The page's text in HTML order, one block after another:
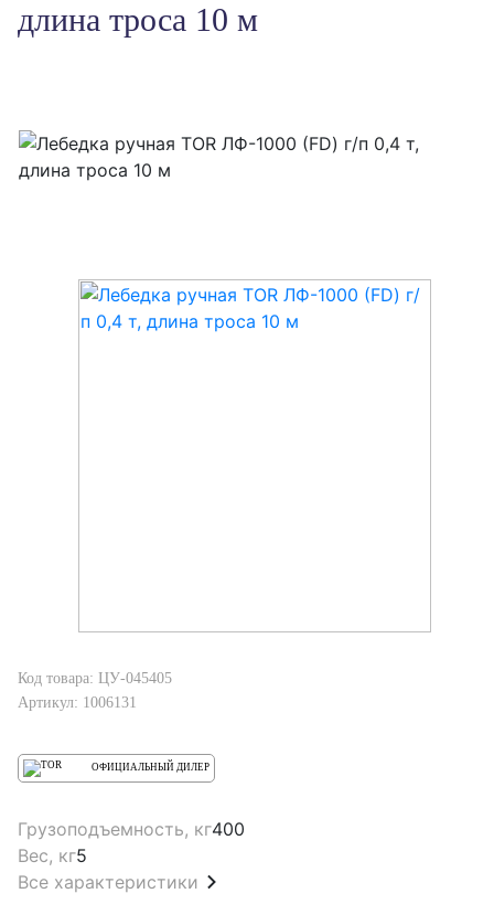
длина троса 10 м
Код товара: ЦУ-045405
Артикул: 1006131
ОФИЦИАЛЬНЫЙ ДИЛЕР
Грузоподъемность, кг400
Вес, кг5
Все характеристики